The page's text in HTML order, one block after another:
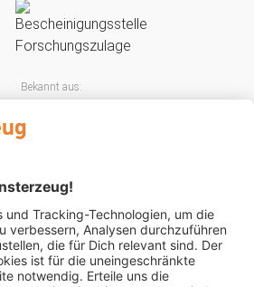
Bekannt aus: